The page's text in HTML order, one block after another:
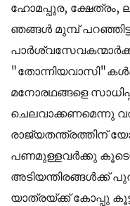
ഹോമപ്പുര,
ഞങ്ങൾ മുമ്പ്
മനോരഥങ്ങളെ
ചെലവാക്കണമെന്നു
രാജ്യതന്ത്രത്തിന്
പണമുള്ളവർക്കു
അടിയന്തിരങ്ങൾക്ക്
യാത്രയ്ക്ക് കോപ്പു